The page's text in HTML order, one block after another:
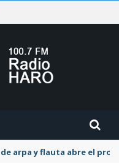
arpa y flauta abre el